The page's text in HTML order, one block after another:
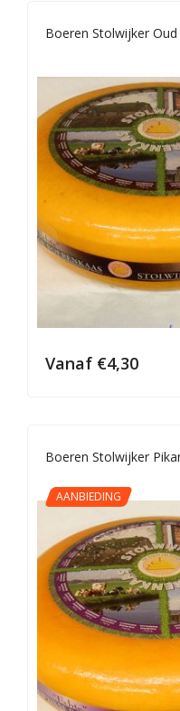
Boeren Stolwijker Oud
Vanaf €4,30
Boeren Stolwijker
AANBIEDING